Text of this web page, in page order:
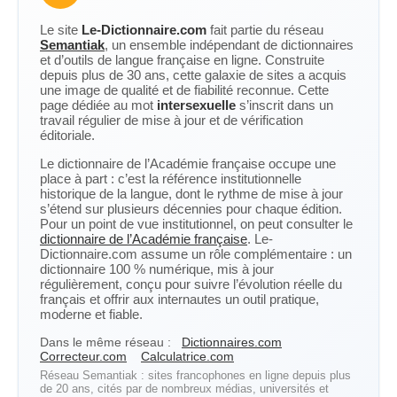
Le site Le-Dictionnaire.com fait partie du réseau
Semantiak, un ensemble indépendant de dictionnaires
et d’outils de langue française en ligne. Construite
depuis plus de 30 ans, cette galaxie de sites a acquis
une image de qualité et de fiabilité reconnue. Cette
page dédiée au mot intersexuelle s’inscrit dans un
travail régulier de mise à jour et de vérification
éditoriale.
Le dictionnaire de l’Académie française occupe une
place à part : c’est la référence institutionnelle
historique de la langue, dont le rythme de mise à jour
s’étend sur plusieurs décennies pour chaque édition.
Pour un point de vue institutionnel, on peut consulter le
dictionnaire de l’Académie française. Le-
Dictionnaire.com assume un rôle complémentaire : un
dictionnaire 100 % numérique, mis à jour
régulièrement, conçu pour suivre l’évolution réelle du
français et offrir aux internautes un outil pratique,
moderne et fiable.
Dans le même réseau :
Dictionnaires.com
Correcteur.com
Calculatrice.com
Réseau Semantiak : sites francophones en ligne depuis plus
de 20 ans, cités par de nombreux médias, universités et